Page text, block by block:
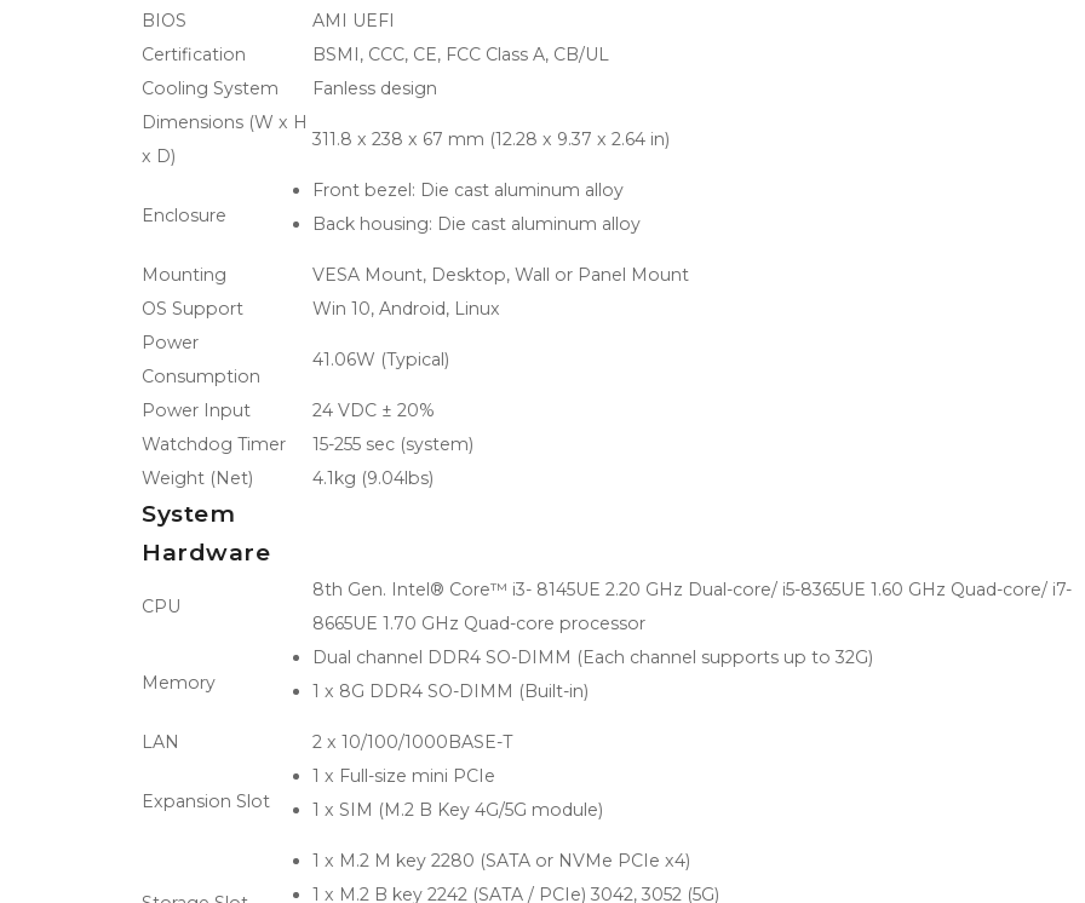
BIOS
AMI UEFI
Certification
BSMI, CCC, CE, FCC Class A, CB/UL
Cooling System
Fanless design
Dimensions (W x H
x D)
311.8 x 238 x 67 mm (12.28 x 9.37 x 2.64 in)
Enclosure
Front bezel: Die cast aluminum alloy
Back housing: Die cast aluminum alloy
Mounting
VESA Mount, Desktop, Wall or Panel Mount
OS Support
Win 10, Android, Linux
Power
Consumption
41.06W (Typical)
Power Input
24 VDC ± 20%
Watchdog Timer
15-255 sec (system)
Weight (Net)
4.1kg (9.04lbs)
System
Hardware
CPU
8th Gen. Intel® Core™ i3- 8145UE 2.20 GHz Dual-core/ i5-8365UE 1.60 GHz Quad-core/ i7-
8665UE 1.70 GHz Quad-core processor
Memory
Dual channel DDR4 SO-DIMM (Each channel supports up to 32G)
1 x 8G DDR4 SO-DIMM (Built-in)
LAN 2 x 10/100/1000BASE-T
Expansion Slot
1 x Full-size mini PCIe
1 x SIM (M.2 B Key 4G/5G module)
1 x M.2 M key 2280 (SATA or NVMe PCIe x4)
1 x M.2 B key 2242 (SATA / PCIe) 3042, 3052 (5G)